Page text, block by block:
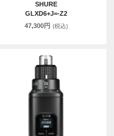
SHURE
GLXD6+J=-Z2
47,300円 (税込)